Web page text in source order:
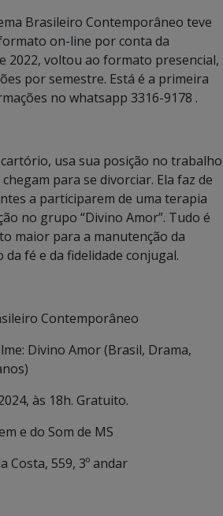
Brasileiro Contemporâneo teve
on-line por conta da
2022, voltou ao formato presencial,
por semestre. Está é a primeira
no whatsapp 3316-9178 .
cartório, usa sua posição no trabalho
para se divorciar. Ela faz de
a participarem de uma terapia
no grupo “Divino Amor”. Tudo é
maior para a manutenção da
fé e da fidelidade conjugal.
Contemporâneo
Divino Amor (Brasil, Drama,
às 18h. Gratuito.
e do Som de MS
Costa, 559, 3º andar